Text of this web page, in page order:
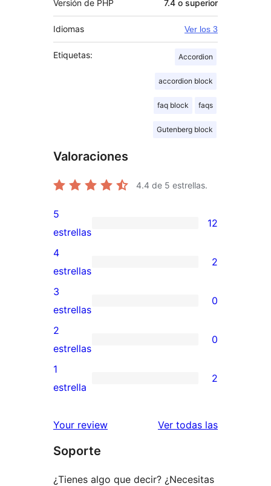
Versión de PHP 7.4 o superior
Idiomas Ver los 3
Etiquetas: Accordion
accordion block
faq block faqs
Gutenberg block
Valoraciones
4.4 de 5 estrellas.
12
valoraciones
de
5
estrellas
5
estrellas
12
2
valoraciones
de
4
estrellas
4
estrellas
2
0
valoraciones
de
3
estrellas
3
estrellas
0
0
valoraciones
de
estrellas
2
estrellas
0
2
de
estrellas
1
estrella
2
Your review Ver todas las
Soporte
¿Tienes algo que decir? ¿Necesitas